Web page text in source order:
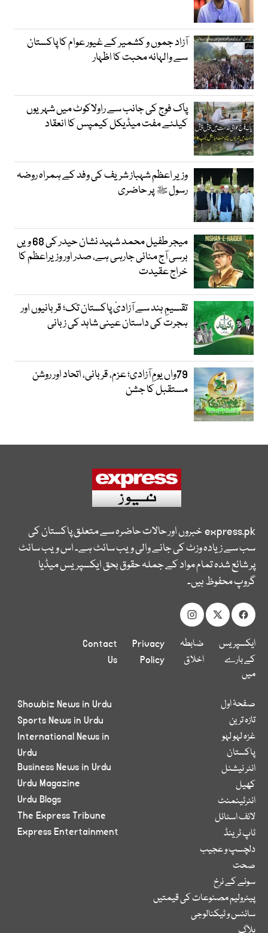
آزاد جموں و کشمیر کے غیور عوام کا پاکستان
سے والہانہ محبت کا اظہار
پاک فوج کی جانب سے راولاکوٹ میں شہریوں
کیلئے مفت میڈیکل کیمپس کا انعقاد
وزیر اعظم شہباز شریف کی وفد کے ہمراہ روضہ
رسول ﷺ پر حاضری
میجر طفیل محمد شہید نشان حیدر کی 68 ویں
برسی آج منائی جارہی ہے، صدر اور وزیراعظم کا
خراج عقیدت
تقسیمِ ہند سے آزادیٔ پاکستان تک؛ قربانیوں اور
ہجرت کی داستان عینی شاہد کی زبانی
79واں یومِ آزادی؛ عزم، قربانی، اتحاد اور روشن
مستقبل کا جشن
express.pkخبروں اور حالات حاضرہ سے متعلق پاکستان کی
سب سے زیادہ وزٹ کی جانے والی ویب سائٹ ہے۔ اس ویب سائٹ
پر شائع شدہ تمام مواد کے جملہ حقوق بحق ایکسپریس میڈیا
گروپ محفوظ ہیں۔
ایکسپریس
کے بارے
میں
ضابطہ
اخلاق
Privacy
Policy
Contact
Us
صفحۂ اول
تازہ ترین
غزہ لہو لہو
پاکستان
انٹر نیشنل
کھیل
انٹرٹینمنٹ
لائف اسٹائل
ٹاپ ٹرینڈ
دلچسپ و عجیب
صحت
سونے کے نرخ
پیٹرولیم مصنوعات کی قیمتیں
سائنس و ٹیکنالوجی
Showbiz News in Urdu
Sports News in Urdu
International News in
Urdu
Business News in Urdu
Urdu Magazine
Urdu Blogs
The Express Tribune
Express Entertainment